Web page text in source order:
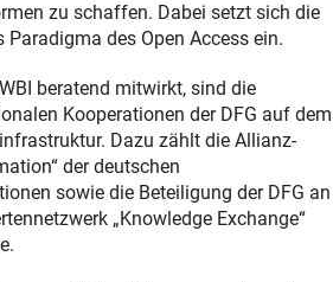
zu schaffen. Dabei setzt sich die
Paradigma des Open Access ein.
beratend mitwirkt, sind die
Kooperationen der DFG auf dem
Dazu zählt die Allianz-
der deutschen
sowie die Beteiligung der DFG an
„Knowledge Exchange“